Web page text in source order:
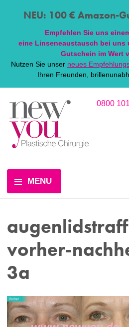
NEU: 100 € Amazon-
Empfehlen Sie uns
eine Linseneaustausch bei uns
Gutschein im Wert
Nutzen Sie unser neues
Ihren Freunden,
0800
MENU
vorher-
3a